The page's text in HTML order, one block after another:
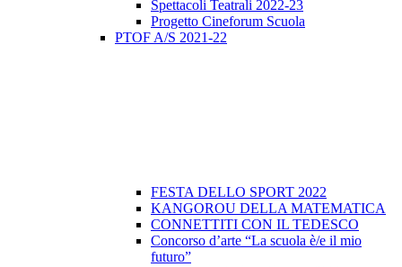
Spettacoli Teatrali 2022-23
Progetto Cineforum Scuola
PTOF A/S 2021-22
FESTA DELLO SPORT 2022
KANGOROU DELLA MATEMATICA
CONNETTITI CON IL TEDESCO
Concorso d’arte “La scuola è/e il mio
futuro”